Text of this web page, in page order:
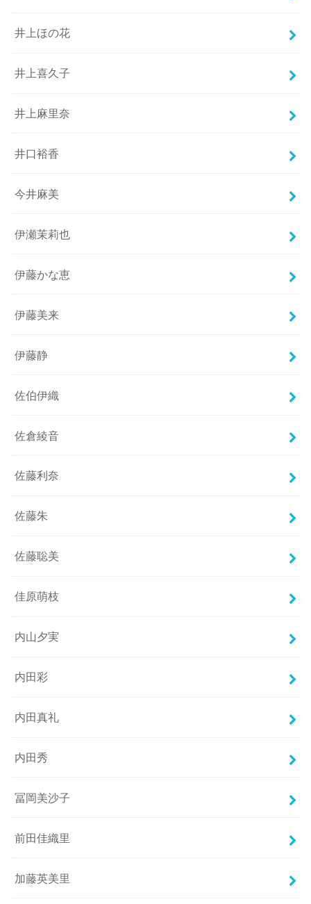
井上ほの花
井上喜久子
井上麻里奈
井口裕香
今井麻美
伊瀬茉莉也
伊藤かな恵
伊藤美来
伊藤静
佐伯伊織
佐倉綾音
佐藤利奈
佐藤朱
佐藤聡美
佳原萌枝
内山夕実
内田彩
内田真礼
内田秀
冨岡美沙子
前田佳織里
加藤英美里